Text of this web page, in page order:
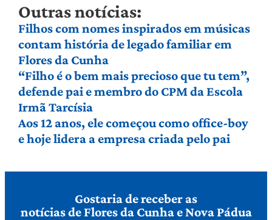
Outras notícias:
Filhos com nomes inspirados em músicas
contam história de legado familiar em
Flores da Cunha
“Filho é o bem mais precioso que tu tem”,
defende pai e membro do CPM da Escola
Irmã Tarcísia
Aos 12 anos, ele começou como office-boy
e hoje lidera a empresa criada pelo pai
Gostaria de receber as
notícias de Flores da Cunha e Nova Pádua